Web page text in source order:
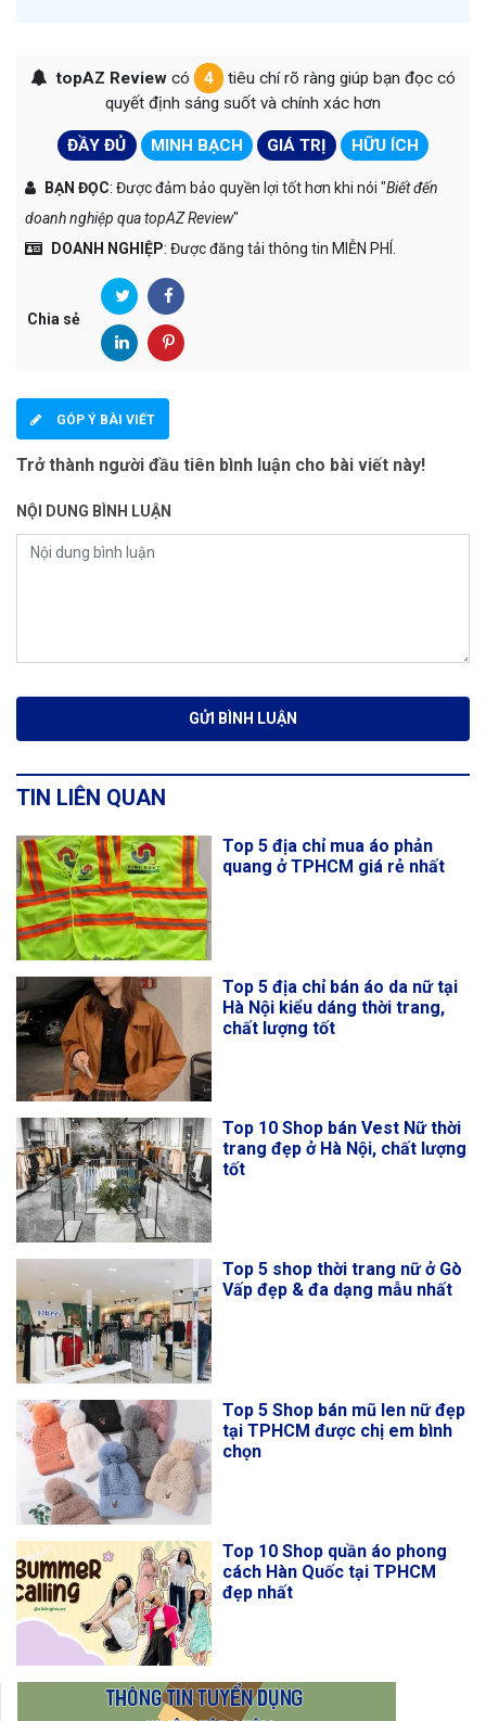
topAZ Reviewcó 4
tiêu chí rõ ràng giúp bạn đọc có
quyết định sáng suốt và chính xác hơn
ĐẦY ĐỦ MINH BẠCH GIÁ TRỊ HỮU ÍCH
BẠN ĐỌC: Được đảm bảo quyền lợi tốt hơn khi nói "Biết đến
doanh nghiệp qua topAZ Review"
DOANH NGHIỆP: Được đăng tải thông tin MIỄN PHÍ.
Chia sẻ
GÓP Ý BÀI VIẾT
Trở thành người đầu tiên bình luận cho bài viết này!
NỘI DUNG BÌNH LUẬN
TIN LIÊN QUAN
Top 5 địa chỉ mua áo phản
quang ở TPHCM giá rẻ nhất
Top 5 địa chỉ bán áo da nữ tại
Hà Nội kiểu dáng thời trang,
chất lượng tốt
Top 10 Shop bán Vest Nữ thời
trang đẹp ở Hà Nội, chất lượng
tốt
Top 5 shop thời trang nữ ở Gò
Vấp đẹp & đa dạng mẫu nhất
Top 5 Shop bán mũ len nữ đẹp
tại TPHCM được chị em bình
chọn
Top 10 Shop quần áo phong
cách Hàn Quốc tại TPHCM
đẹp nhất